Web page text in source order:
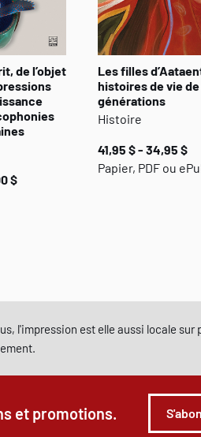
de l’objet
$
Les filles
histoires de vie
générations
Histoire
41,95 $ - 34,95 $
Papier, PDF ou
l'impression est elle aussi locale sur
et promotions.